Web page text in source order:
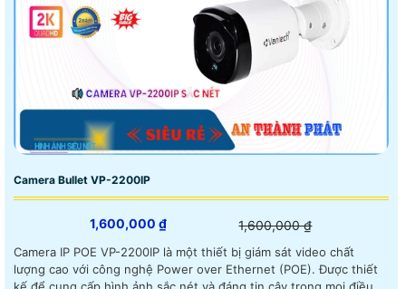
Camera Bullet VP-2200IP
1,600,000 ₫ 1,600,000 ₫
Camera IP POE VP-2200IP là một thiết bị giám sát video chất
lượng cao với công nghệ Power over Ethernet (POE). Được thiết